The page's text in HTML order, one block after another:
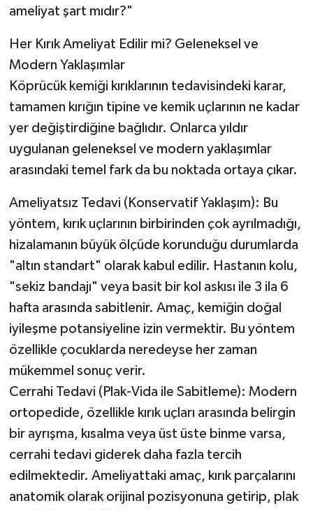
ameliyat şart mıdır?"
Her Kırık Ameliyat Edilir mi? Geleneksel ve
Modern Yaklaşımlar
Köprücük kemiği kırıklarının tedavisindeki karar,
tamamen kırığın tipine ve kemik uçlarının ne kadar
yer değiştirdiğine bağlıdır. Onlarca yıldır
uygulanan geleneksel ve modern yaklaşımlar
arasındaki temel fark da bu noktada ortaya çıkar.
Ameliyatsız Tedavi (Konservatif Yaklaşım): Bu
yöntem, kırık uçlarının birbirinden çok ayrılmadığı,
hizalamanın büyük ölçüde korunduğu durumlarda
"altın standart" olarak kabul edilir. Hastanın kolu,
"sekiz bandajı" veya basit bir kol askısı ile 3 ila 6
hafta arasında sabitlenir. Amaç, kemiğin doğal
iyileşme potansiyeline izin vermektir. Bu yöntem
özellikle çocuklarda neredeyse her zaman
mükemmel sonuç verir.
Cerrahi Tedavi (Plak-Vida ile Sabitleme): Modern
ortopedide, özellikle kırık uçları arasında belirgin
bir ayrışma, kısalma veya üst üste binme varsa,
cerrahi tedavi giderek daha fazla tercih
edilmektedir. Ameliyattaki amaç, kırık parçalarını
anatomik olarak orijinal pozisyonuna getirip, plak